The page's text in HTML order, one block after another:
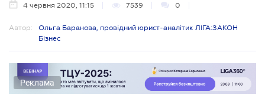
4 червня 2020, 11:15 7539 0
Автор:
Ольга Баранова, провідний юрист-аналітик ЛІГА:ЗАКОН
Бізнес
Реклама